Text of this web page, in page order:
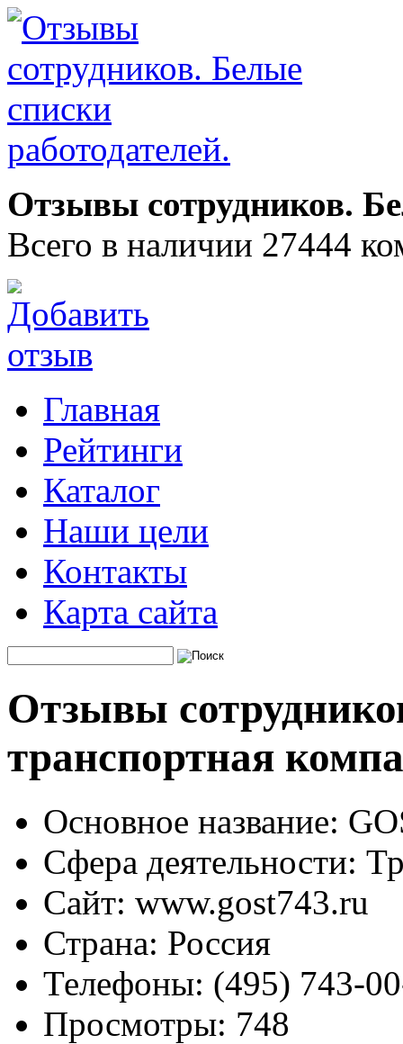
Отзывы сотрудников.
Всего в наличии 27444
Главная
Рейтинги
Каталог
Наши цели
Контакты
Карта сайта
Отзывы
транспортная
Основное название:
Сфера деятельности:
Сайт: www.gost743.ru
Страна: Россия
Телефоны: (495) 743-
Просмотры: 748